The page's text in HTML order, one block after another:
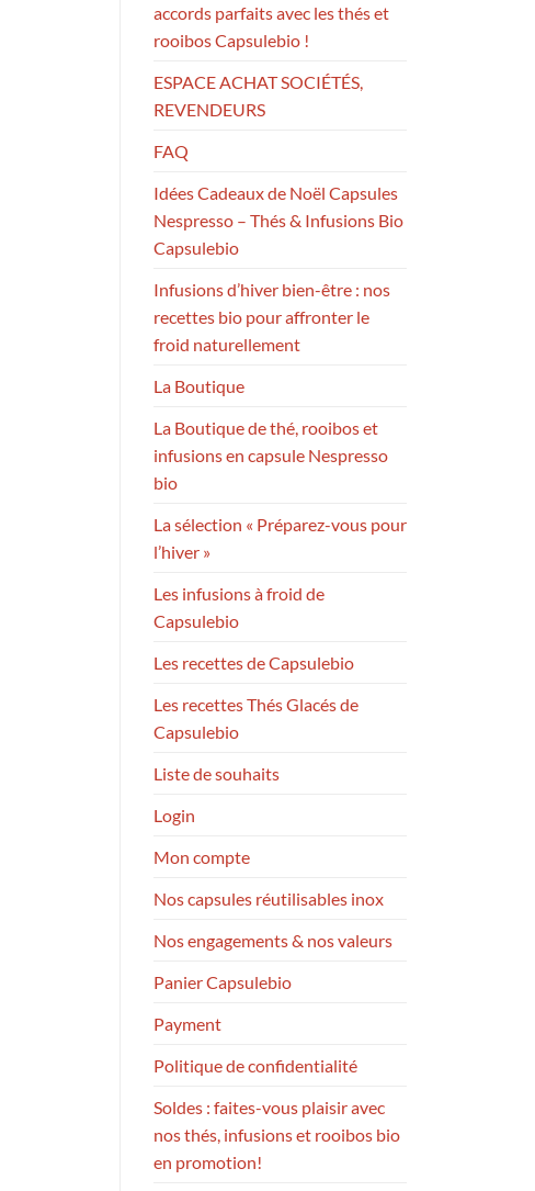
accords parfaits avec les thés et
rooibos Capsulebio !
ESPACE ACHAT SOCIÉTÉS,
REVENDEURS
FAQ
Idées Cadeaux de Noël Capsules
Nespresso – Thés & Infusions Bio
Capsulebio
Infusions d’hiver bien-être : nos
recettes bio pour affronter le
froid naturellement
La Boutique
La Boutique de thé, rooibos et
infusions en capsule Nespresso
bio
La sélection « Préparez-vous pour
l’hiver »
Les infusions à froid de
Capsulebio
Les recettes de Capsulebio
Les recettes Thés Glacés de
Capsulebio
Liste de souhaits
Login
Mon compte
Nos capsules réutilisables inox
Nos engagements & nos valeurs
Panier Capsulebio
Payment
Politique de confidentialité
Soldes : faites-vous plaisir avec
nos thés, infusions et rooibos bio
en promotion!